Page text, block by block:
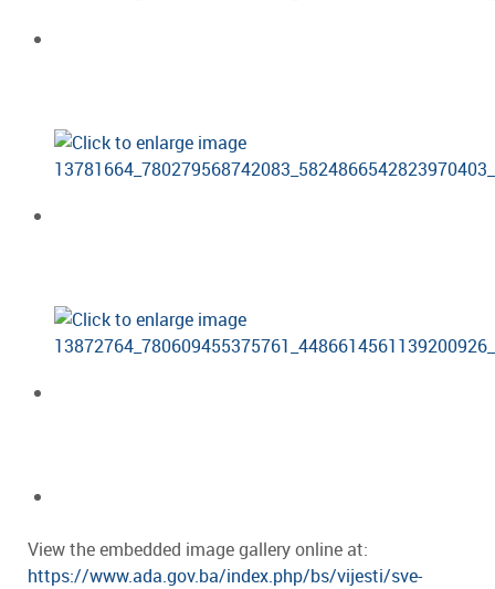
View the embedded image gallery online at:
https://www.ada.gov.ba/index.php/bs/vijesti/sve-